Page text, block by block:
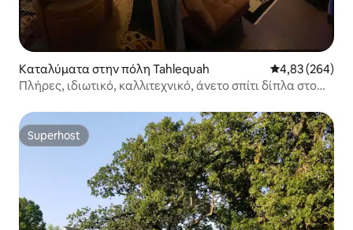
Καταλύματα στην πόλη Tahlequah Μέση
4,83 (264)
Πλήρες, ιδιωτικό, καλλιτεχνικό, άνετο σπίτι δίπλα στο
Superhost
Superhost